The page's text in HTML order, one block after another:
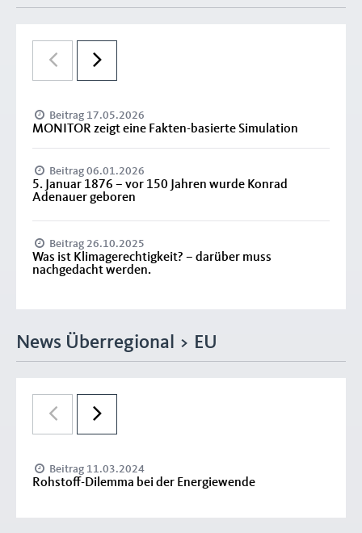
Beitrag 17.05.2026
MONITOR zeigt eine Fakten-basierte Simulation
Beitrag 06.01.2026
5. Januar 1876 – vor 150 Jahren wurde Konrad
Adenauer geboren
Beitrag 26.10.2025
Was ist Klimagerechtigkeit? – darüber muss
nachgedacht werden.
News Überregional > EU
Beitrag 11.03.2024
Rohstoff-Dilemma bei der Energiewende